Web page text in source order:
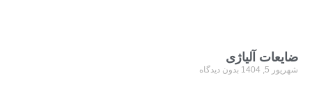
ضایعات آلیاژی
شهریور 5, 1404 بدون دیدگاه